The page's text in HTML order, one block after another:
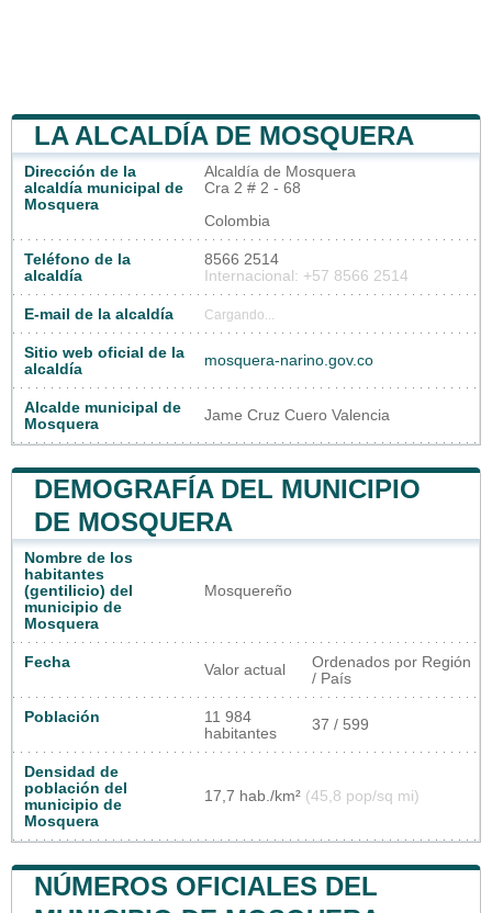
LA ALCALDÍA DE MOSQUERA
Dirección de la
alcaldía municipal de
Mosquera
Alcaldía de Mosquera
Cra 2 # 2 - 68
Colombia
Teléfono de la
alcaldía
8566 2514
Internacional: +57 8566 2514
E-mail de la alcaldía Cargando...
Sitio web oficial de la
alcaldía
mosquera-narino.gov.co
Alcalde municipal de
Mosquera
Jame Cruz Cuero Valencia
DEMOGRAFÍA DEL MUNICIPIO
DE MOSQUERA
Nombre de los
habitantes
(gentilicio) del
municipio de
Mosquera
Mosquereño
Fecha Valor actual
Ordenados por Región
/ País
Población
11 984
habitantes
37 / 599
Densidad de
población del
municipio de
Mosquera
17,7 hab./km² (45,8 pop/sq mi)
NÚMEROS OFICIALES DEL